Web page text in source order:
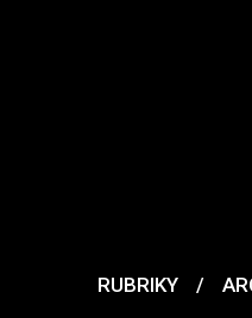
RUBRIKY /